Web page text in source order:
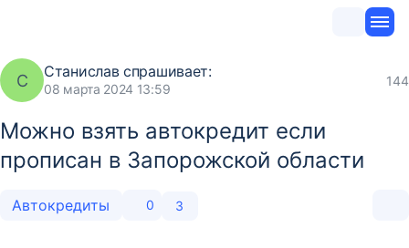
С Станислав спрашивает:
08 марта 2024 13:59
144
Можно взять автокредит если
прописан в Запорожской области
Автокредиты 0 3